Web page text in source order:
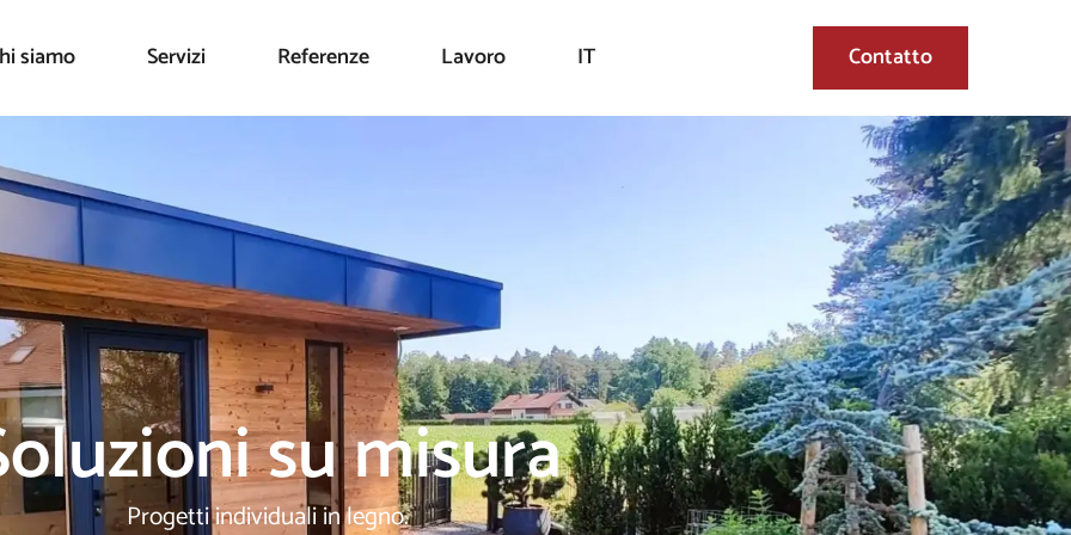
siamo Servizi Referenze Lavoro IT Contatto
su misura
Progetti individuali in legno.